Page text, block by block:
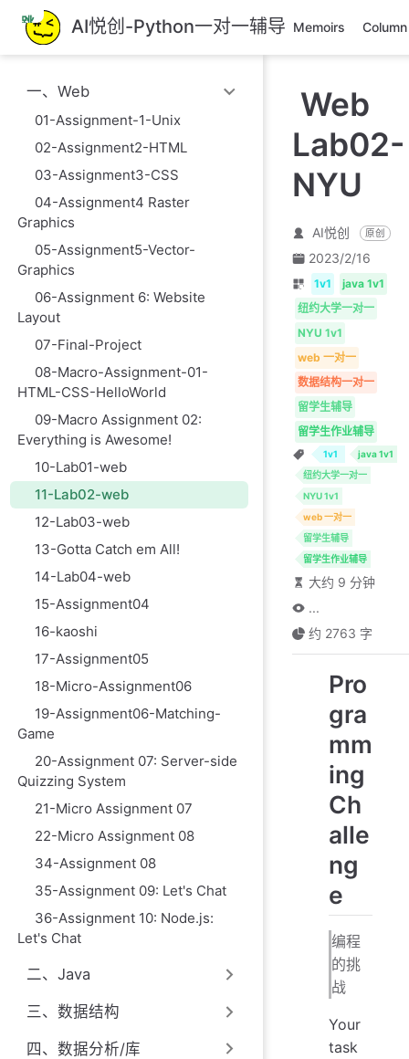
跳
至
主
AI悦创-Python一对一辅导 Memoirs Column
一、Web
01-Assignment-1-Unix
02-Assignment2-HTML
03-Assignment3-CSS
04-Assignment4 Raster
Graphics
05-Assignment5-Vector-
Graphics
06-Assignment 6: Website
Layout
07-Final-Project
08-Macro-Assignment-01-
HTML-CSS-HelloWorld
09-Macro Assignment 02:
Everything is Awesome!
10-Lab01-web
11-Lab02-web
12-Lab03-web
13-Gotta Catch em All!
14-Lab04-web
15-Assignment04
16-kaoshi
17-Assignment05
18-Micro-Assignment06
19-Assignment06-Matching-
Game
20-Assignment 07: Server-side
Quizzing System
21-Micro Assignment 07
22-Micro Assignment 08
34-Assignment 08
35-Assignment 09: Let's Chat
36-Assignment 10: Node.js:
Let's Chat
二、Java
三、数据结构
四、数据分析/库
Web
Lab02-
NYU
AI悦创 原创
2023/2/16
1v1
java 1v1
纽约大学一对一
NYU 1v1
web 一对一
数据结构一对一
留学生辅导
留学生作业辅导
1v1
java 1v1
纽约大学一对一
NYU 1v1
web 一对一
留学生辅导
留学生作业辅导
大约 9 分钟
...
约 2763 字
Pro
gra
mm
ing
Ch
alle
ng
e
编程
的挑
战
Your
task